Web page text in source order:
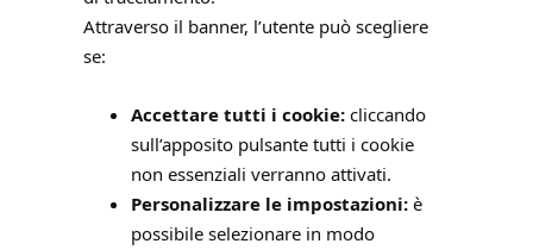
Attraverso il banner, l’utente può scegliere
se:
Accettare tutti i cookie: cliccando
sull’apposito pulsante tutti i cookie
non essenziali verranno attivati.
Personalizzare le impostazioni: è
possibile selezionare in modo